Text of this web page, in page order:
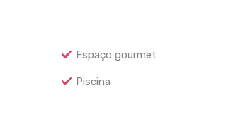
Espaço gourmet
Piscina